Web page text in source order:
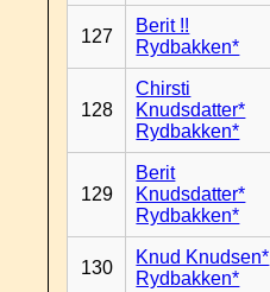
127
Berit !!
Rydbakken*
128
Chirsti
Knudsdatter*
Rydbakken*
129
Berit
Knudsdatter*
Rydbakken*
130
Knud Knudsen*
Rydbakken*